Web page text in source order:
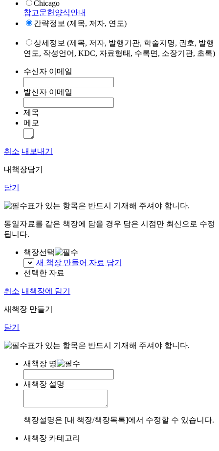
Chicago
참고문헌양식안내
간략정보 (제목, 저자, 연도)
상세정보 (제목, 저자, 발행기관, 학술지명, 권호, 발행
연도, 작성언어, KDC, 자료형태, 수록면, 소장기관, 초록)
수신자 이메일
발신자 이메일
제목
메모
취소 내보내기
내책장담기
닫기
표가 있는 항목은 반드시 기재해 주셔야 합니다.
동일자료를 같은 책장에 담을 경우 담은 시점만 최신으로 수정
됩니다.
책장선택
새 책장 만들어 자료 담기
선택한 자료
취소 내책장에 담기
새책장 만들기
닫기
표가 있는 항목은 반드시 기재해 주셔야 합니다.
새책장 명
새책장 설명
책장설명은 [내 책장/책장목록]에서 수정할 수 있습니다.
새책장 카테고리